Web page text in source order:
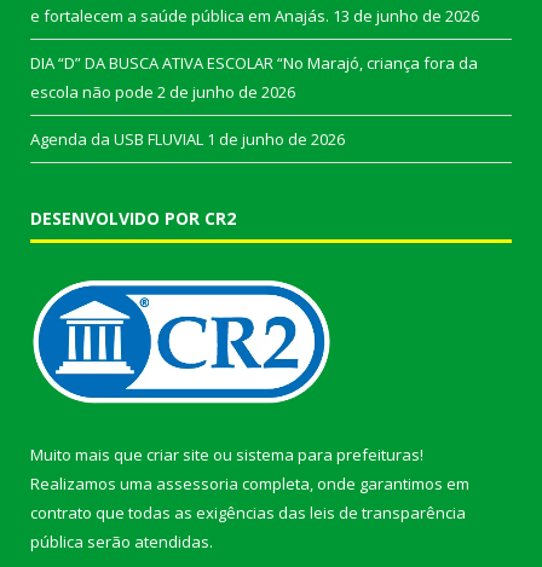
e fortalecem a saúde pública em Anajás. 13 de junho de 2026
DIA “D” DA BUSCA ATIVA ESCOLAR “No Marajó, criança fora da
escola não pode 2 de junho de 2026
Agenda da USB FLUVIAL 1 de junho de 2026
DESENVOLVIDO POR CR2
Muito mais que criar site ou sistema para prefeituras!
Realizamos uma assessoria completa, onde garantimos em
contrato que todas as exigências das leis de transparência
pública serão atendidas.